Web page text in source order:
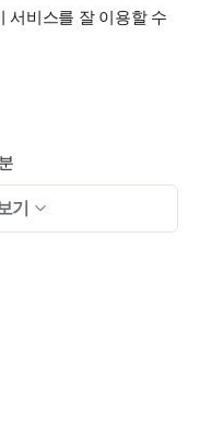
서비스를 잘 이용할 수
을 이해, 잘 판단하여 도
높지 않아도 잘 이해하
기